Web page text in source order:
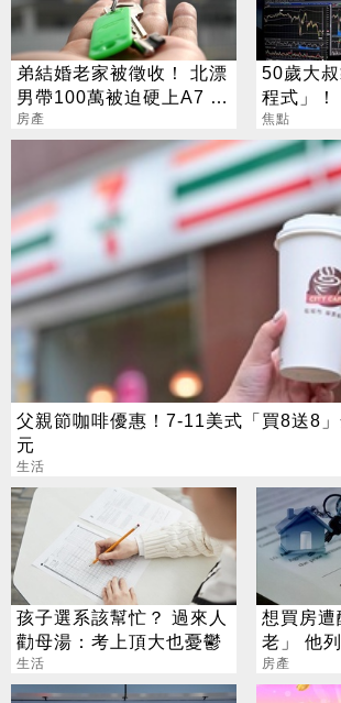
弟結婚老家被徵收！ 北漂
男帶100萬被迫硬上A7 網
見單價驚呆了
房產
50歲大
程式」！
普 直接
焦點
父親節咖啡優惠！7-11美式「買8送8
元
生活
孩子選系該幫忙？ 過來人
勸母湯：考上頂大也憂鬱
生活
想買房遭
老」 他
退：全是
房產